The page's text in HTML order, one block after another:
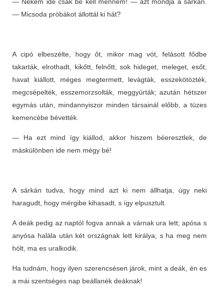
— Micsoda próbákot állottál ki hát?
A cipó elbeszélte, hogy őt, mikor mag vót, felásott fődbe
takarták, elrothadt, kikőtt, felnőtt, sok hideget, meleget, esőt,
havat kiállott, méges megtermett, levágták, esszekötözték,
megcsépelték, esszemorzsolták, meggyúrták; azután hétszer
egymás után, mindannyiszor minden társainál előbb, a tüzes
kemencébe bévették.
— Ha ezt mind így kiállod, akkor hiszem béeresztlek, de
máskülönben ide nem mégy bé!
A sárkán tudva, hogy mind azt ki nem állhatja, úgy neki
haragudt, hogy mérgibe kihasadt, s így elpusztult.
A deák pedig az naptól fogva annak a várnak ura lett; apósa s
anyósa halála után két országnak lett királya; s ha meg nem
hólt, ma es uralkodik.
Ha tudnám, hogy ilyen szerencsésen járok, mint a deák, én es
a mái szentséges nap beállanék deáknak!